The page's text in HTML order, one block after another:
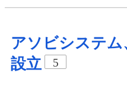
アソビシステム
設立
5